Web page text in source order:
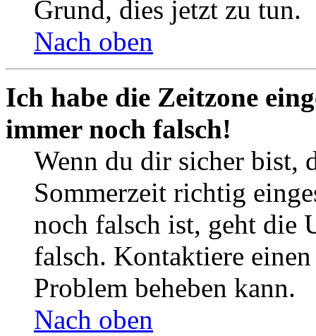
Grund, dies jetzt zu tun.
Nach oben
Ich habe die Zeitzone
immer noch falsch!
Wenn du dir sicher bist,
Sommerzeit richtig
noch falsch ist, geht die
falsch. Kontaktiere
Problem beheben kann.
Nach oben